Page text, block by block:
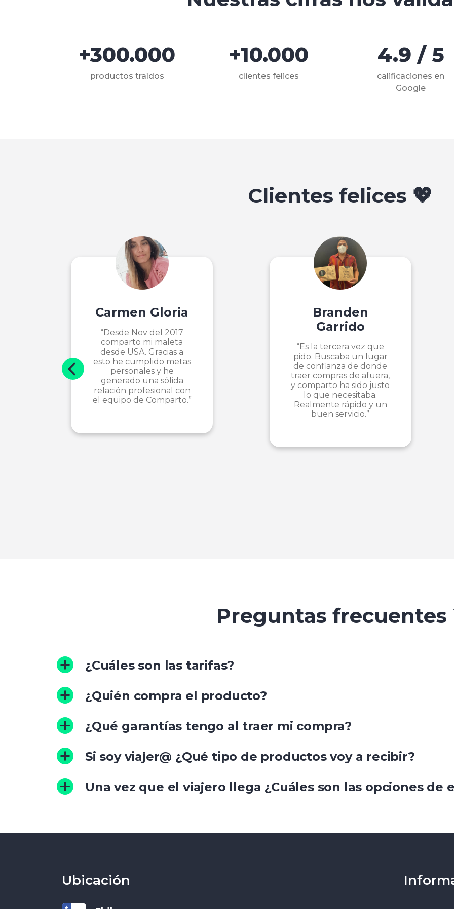
+300.000
productos traídos
+10.000
clientes felices
4.9 / 5
calificaciones en
Google
Clientes felices 💖
Carmen Gloria
“Desde Nov del 2017
comparto mi maleta
desde USA. Gracias a
esto he cumplido metas
personales y he
generado una sólida
relación profesional con
el equipo de Comparto.”
Branden
Garrido
“Es la tercera vez que
pido. Buscaba un lugar
de confianza de donde
traer compras de afuera,
y comparto ha sido justo
lo que necesitaba.
Realmente rápido y un
buen servicio.”
Preguntas frecuentes
¿Cuáles son las tarifas?
¿Quién compra el producto?
¿Qué garantías tengo al traer mi compra?
Si soy viajer@ ¿Qué tipo de productos voy a recibir?
Una vez que el viajero llega ¿Cuáles son las opciones de
Ubicación